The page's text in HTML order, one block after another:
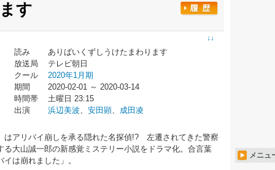
す
↓↓
読み
ありばいくずしうけたまわります
放送局
テレビ朝日
クール
2020年1月期
期間
2020-02-01 ～ 2020-03-14
時間帯
土曜日 23:15
出演
浜辺美波、 安田顕、 成田凌
はアリバイ崩しを承る隠れた名探偵!? 左遷されてきた警察
大山誠一郎の新感覚ミステリー小説をドラマ化。合言葉
は崩れました」。
メニュ